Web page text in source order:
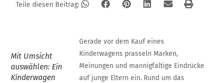
Teile diesen Beitrag:
Mit Umsicht
auswählen: Ein
Kinderwagen
Gerade vor dem Kauf eines
Kinderwagens prasseln Marken,
Meinungen und mannigfaltige Eindrücke
auf junge Eltern ein. Rund um das